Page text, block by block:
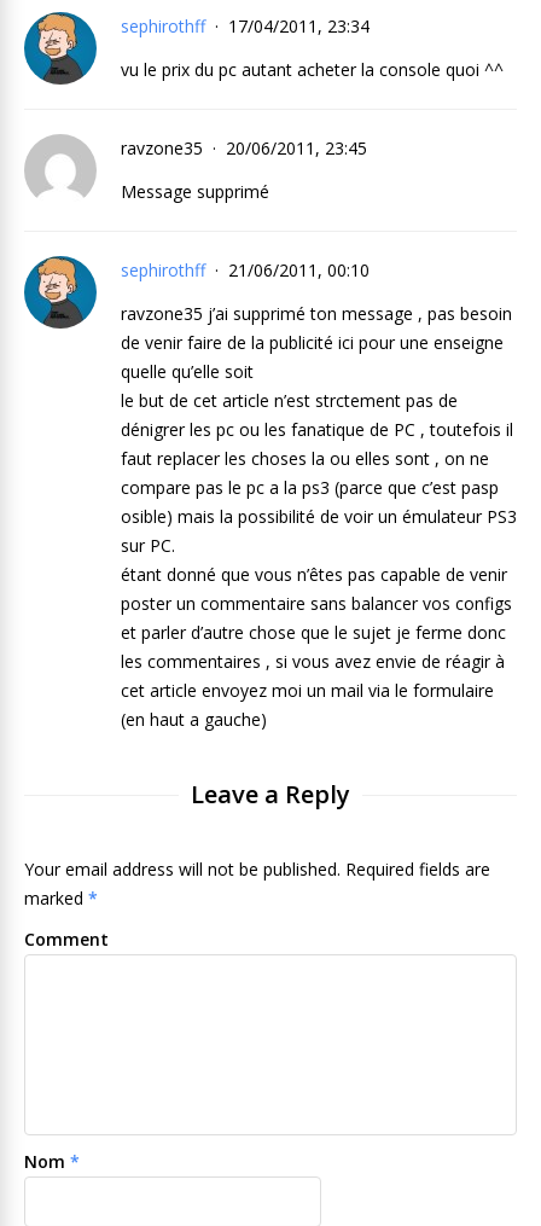
sephirothff
17/04/2011, 23:34
vu le prix du pc autant acheter la console quoi ^^
ravzone35
20/06/2011, 23:45
Message supprimé
sephirothff
21/06/2011, 00:10
ravzone35 j’ai supprimé ton message , pas besoin
de venir faire de la publicité ici pour une enseigne
quelle qu’elle soit
le but de cet article n’est strctement pas de
dénigrer les pc ou les fanatique de PC , toutefois il
faut replacer les choses la ou elles sont , on ne
compare pas le pc a la ps3 (parce que c’est pasp
osible) mais la possibilité de voir un émulateur PS3
sur PC.
étant donné que vous n’êtes pas capable de venir
poster un commentaire sans balancer vos configs
et parler d’autre chose que le sujet je ferme donc
les commentaires , si vous avez envie de réagir à
cet article envoyez moi un mail via le formulaire
(en haut a gauche)
Leave a Reply
Your email address will not be published. Required fields are
marked *
Comment
Nom *